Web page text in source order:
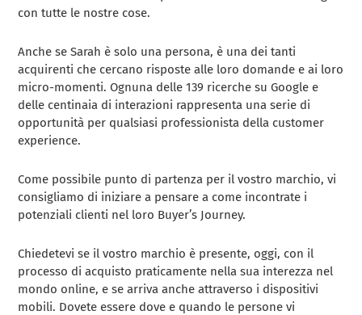
con tutte le nostre cose.
Anche se Sarah è solo una persona, è una dei tanti
acquirenti che cercano risposte alle loro domande e ai loro
micro-momenti. Ognuna delle 139 ricerche su Google e
delle centinaia di interazioni rappresenta una serie di
opportunità per qualsiasi professionista della customer
experience.
Come possibile punto di partenza per il vostro marchio, vi
consigliamo di iniziare a pensare a come incontrate i
potenziali clienti nel loro Buyer’s Journey.
Chiedetevi se il vostro marchio è presente, oggi, con il
processo di acquisto praticamente nella sua interezza nel
mondo online, e se arriva anche attraverso i dispositivi
mobili. Dovete essere dove e quando le persone vi